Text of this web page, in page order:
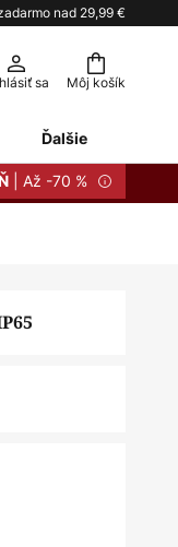
nad 29,99 €
Môj košík
sa
Ďalšie
| Až -70 %